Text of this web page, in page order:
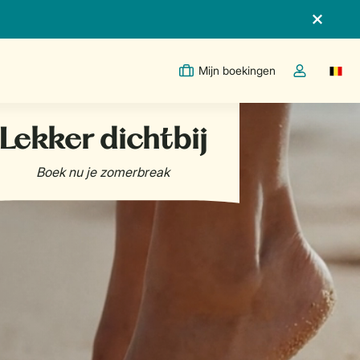
Mijn boekingen
Open de